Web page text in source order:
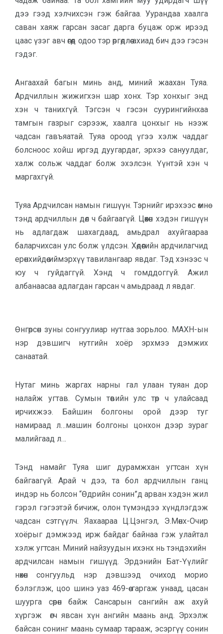
дээ гээд хэлчихсэн гэж байгаа. Уурандаа хаалга
саван хаяж гарсан засаг дарга буцаж орж ирээд
цаас үзэг авч өгөөд одоо тэр өргөдлөө ахиад бич дээ гэсэн
гэдэг.
Ангаахай багын минь анд, миний жаахан Туяа.
Ардчиллын жижигхэн шар хонх. Тэр хонхыг энд
хэн ч танихгүй. Тэгсэн ч гэсэн суурингийнхаа
тамгын газрыг сэрээж, хаалга цонхыг нь нээж
чадсан гавъяатай. Туяа ороод үгээ хэлж чаддаг
болсноос хойш иргэд дуугардаг, эрхээ сануулдаг,
халж сольж чаддаг болж эхэлсэн. Үүнтэй хэн ч
маргахгүй.
Туяа Ардчилсан намын гишүүн. Тэрнийг ирэхээс өмнө
тэнд ардчиллын дөл ч байгаагүй. Цөөхөн хэдэн гишүүн
нь адлагдаж шахагдаад, амьдрал ахуйгаараа
баларчихсан улс болж үлдсэн. Хөдөөгийн ардчилагчид
ерөнхийдөө иймэрхүү тавилангаар явдаг. Тэд хэнээс ч
юу ч гуйдаггүй. Хэнд ч гомддоггүй. Ажил
албанаасаа адлагдан гарсан ч амьдраад л явдаг.
Өнгөрсөн зуны сонгуулиар нутгаа зорьлоо. МАХН-ын
нэр дэвшигч нутгийн хоёр эрхмээ дэмжих
санаатай.
Нутаг минь жаргах нарны гал улаан туяан дор
налайж угтав. Сумын төвийн улс төр ч улайсаад
ирчихжээ. Байшин болгоны орой дээр туг
намираад л…машин болгоны цонхон дээр зураг
малийгаад л…
Тэнд намайг Туяа шиг дурамжхан угтсан хүн
байгаагүй. Арай ч дээ, та бол ардчиллын ганц
индэр нь болсон “Өдрийн сонин”д арван хэдэн жил
гэрэл гэгээтэй бичиж, олон түмэндээ хүндлэгдэж
чадсан сэтгүүлч. Яахаараа Ц.Цэнгэл, Э.Мөнх-Очир
хоёрыг дэмжээд ирж байдаг байнаа гэж улайтал
хэлж угтсан. Миний найзуудын ихэнх нь тэндэхийн
ардчилсан намын гишүүд. Эрдэнийн Бат-Үүлийг
нөхөн сонгуульд нэр дэвшээд очиход морио
бэлэглэж, цоо шинэ уаз 469-өө гаргаж унаад, цасан
шуурга сөрөн байж Сансарын сангийн аж ахуй
хүргэж өгч явсан хүн ангийн маань анд. Эрхэлж
байсан сонинг маань сумаар тарааж, эсэргүү сонин